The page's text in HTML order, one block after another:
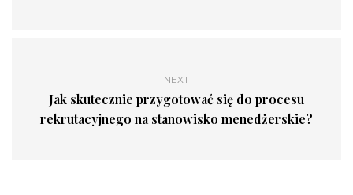
NEXT
Jak skutecznie przygotować się do procesu
rekrutacyjnego na stanowisko menedżerskie?